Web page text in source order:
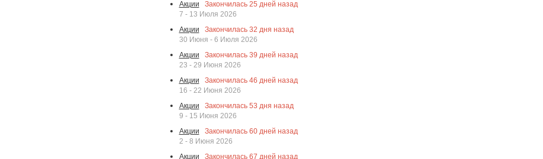
Акции
Закончилась 25 дней назад
7 - 13 Июля 2026
Акции
Закончилась 32 дня назад
30 Июня - 6 Июля 2026
Акции
Закончилась 39 дней назад
23 - 29 Июня 2026
Акции
Закончилась 46 дней назад
16 - 22 Июня 2026
Акции
Закончилась 53 дня назад
9 - 15 Июня 2026
Акции
Закончилась 60дней назад
2 - 8 Июня 2026
Акции
Закончилась 67 дней назад